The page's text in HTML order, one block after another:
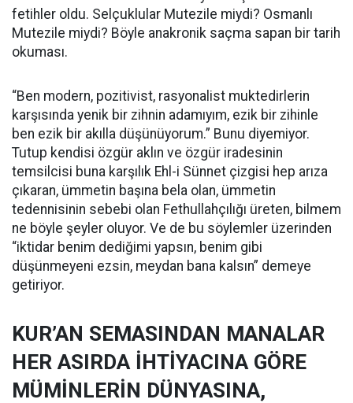
fetihler oldu. Selçuklular Mutezile miydi? Osmanlı
Mutezile miydi? Böyle anakronik saçma sapan bir tarih
okuması.
“Ben modern, pozitivist, rasyonalist muktedirlerin
karşısında yenik bir zihnin adamıyım, ezik bir zihinle
ben ezik bir akılla düşünüyorum.” Bunu diyemiyor.
Tutup kendisi özgür aklın ve özgür iradesinin
temsilcisi buna karşılık Ehl-i Sünnet çizgisi hep arıza
çıkaran, ümmetin başına bela olan, ümmetin
tedennisinin sebebi olan Fethullahçılığı üreten, bilmem
ne böyle şeyler oluyor. Ve de bu söylemler üzerinden
“iktidar benim dediğimi yapsın, benim gibi
düşünmeyeni ezsin, meydan bana kalsın” demeye
getiriyor.
KUR’AN SEMASINDAN MANALAR
HER ASIRDA İHTİYACINA GÖRE
MÜMİNLERİN DÜNYASINA,